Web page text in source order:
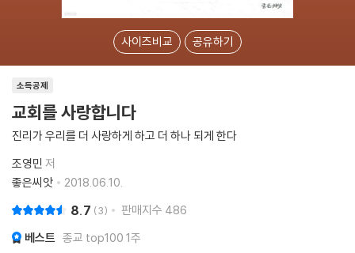
사이즈비교 공유하기
소득공제
교회를 사랑합니다
진리가 우리를 더 사랑하게 하고 더 하나 되게 한다
조영민 저
좋은씨앗
2018.06.10.
8.7 3 판매지수 486
베스트 종교 top100 1주